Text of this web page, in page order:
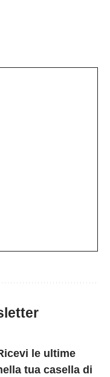
le ultime
tua casella di